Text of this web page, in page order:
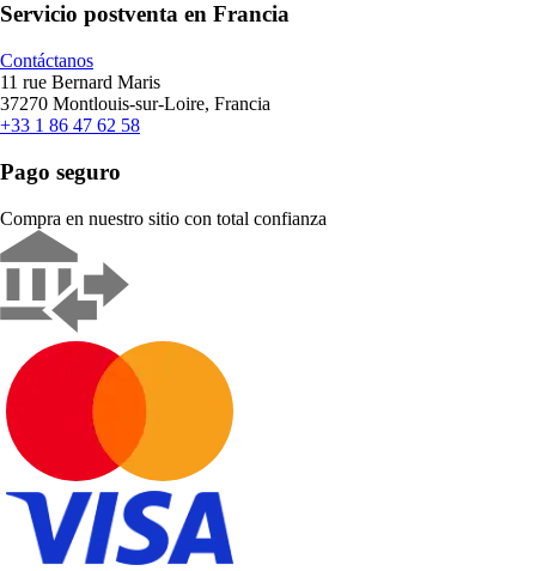
Servicio postventa en Francia
Contáctanos
11 rue Bernard Maris
37270 Montlouis-sur-Loire, Francia
+33 1 86 47 62 58
Pago seguro
Compra en nuestro sitio con total confianza